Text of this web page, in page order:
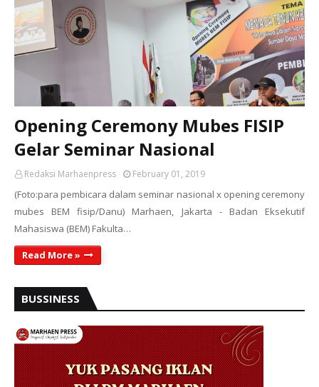
Opening Ceremony Mubes FISIP
Gelar Seminar Nasional
Redaksi Marhaenpress February 01, 2019
(Foto:para pembicara dalam seminar nasional x opening ceremony
mubes BEM fisip/Danu) Marhaen, Jakarta - Badan Eksekutif
Mahasiswa (BEM) Fakulta…
Read More »
BUSSINESS